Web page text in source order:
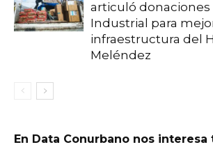
articuló donaciones
Industrial para
infraestructura del
Meléndez
En Data Conurbano nos